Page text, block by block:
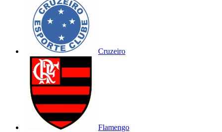
Cruzeiro
Flamengo